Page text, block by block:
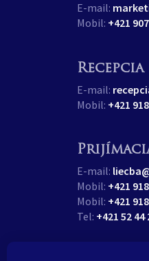
E-mail:
Mobil: +421
Recepcia
E-mail:
Mobil: +421
E-mail:
Mobil: +421
Mobil: +421
Tel: +421 52 44